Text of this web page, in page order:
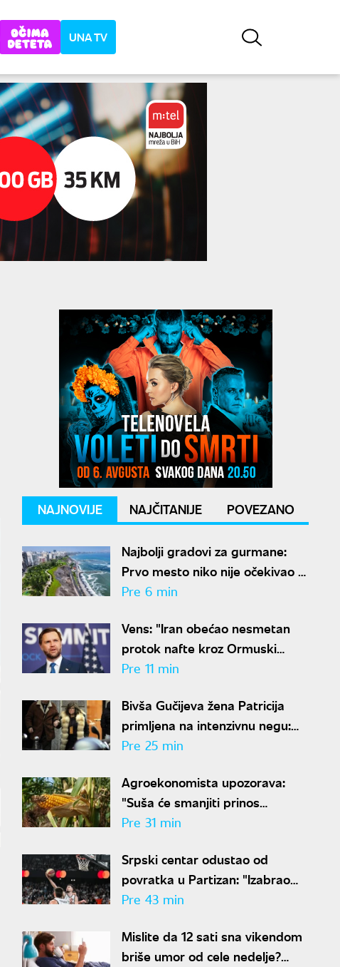
UNA TV
NAJNOVIJE NAJČITANIJE POVEZANO
Najbolji gradovi za gurmane:
Prvo mesto niko nije očekivao -
ovde nećete ostati gladni
Pre 6 min
Vens: "Iran obećao nesmetan
protok nafte kroz Ormuski
moreuz"
Pre 11 min
Bivša Gučijeva žena Patricija
primljena na intenzivnu negu:
Zbog ubistva muža 17 godina
Pre 25 min
Agroekonomista upozorava:
"Suša će smanjiti prinos
kukuruza i do 40 odsto,
Pre 31 min
Srpski centar odustao od
povratka u Partizan: "Izabrao
sam Hapoel zbog Obradovića"
Pre 43 min
Mislite da 12 sati sna vikendom
briše umor od cele nedelje?